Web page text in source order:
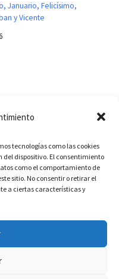
tecnologías como las cookies
dispositivo. El consentimiento
como el comportamiento de
sitio. No consentir o retirar el
a ciertas características y
Januario, Felicísimo,
y Vicente